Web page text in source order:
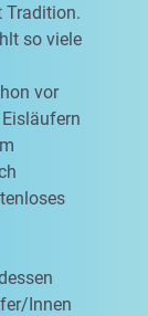
Tradition.
so viele
vor
Innen